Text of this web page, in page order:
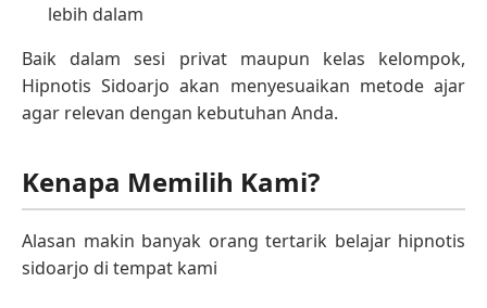
lebih dalam
Baik dalam sesi privat maupun kelas kelompok,
Hipnotis Sidoarjo akan menyesuaikan metode ajar
agar relevan dengan kebutuhan Anda.
Kenapa Memilih Kami?
Alasan makin banyak orang tertarik belajar hipnotis
sidoarjo di tempat kami